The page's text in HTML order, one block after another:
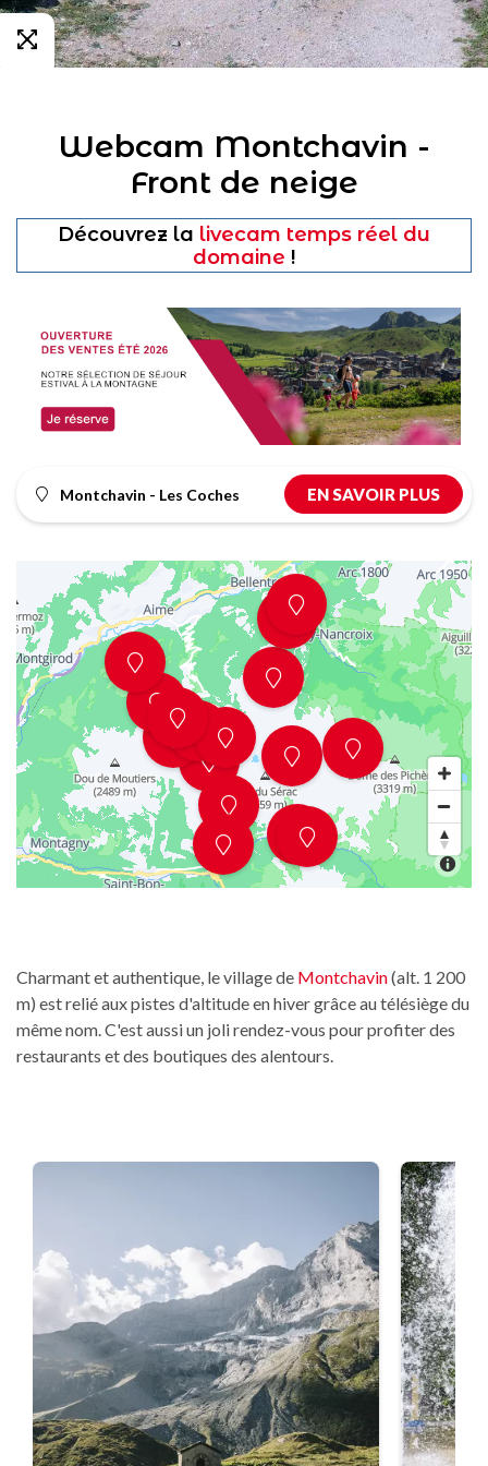
Webcam Montchavin -
Front de neige
Découvrez la livecam temps réel du
domaine !
Montchavin - Les Coches EN SAVOIR PLUS
Charmant et authentique, le village de Montchavin(alt. 1 200
m) est relié aux pistes d'altitude en hiver grâce au télésiège du
même nom. C'est aussi un joli rendez-vous pour profiter des
restaurants et des boutiques des alentours.